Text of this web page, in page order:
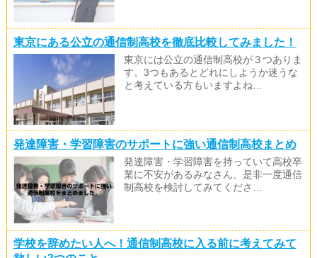
東京にある公立の通信制高校を徹底比較してみました！
東京には公立の通信制高校が３つありま
す。3つもあるとどれにしようか迷うな
と考えている方もいますよね…
発達障害・学習障害のサポートに強い通信制高校まとめ
発達障害・学習障害を持っていて高校卒
業に不安があるみなさん、是非一度通信
制高校を検討してみてくださ…
学校を辞めたい人へ！通信制高校に入る前に考えてみて